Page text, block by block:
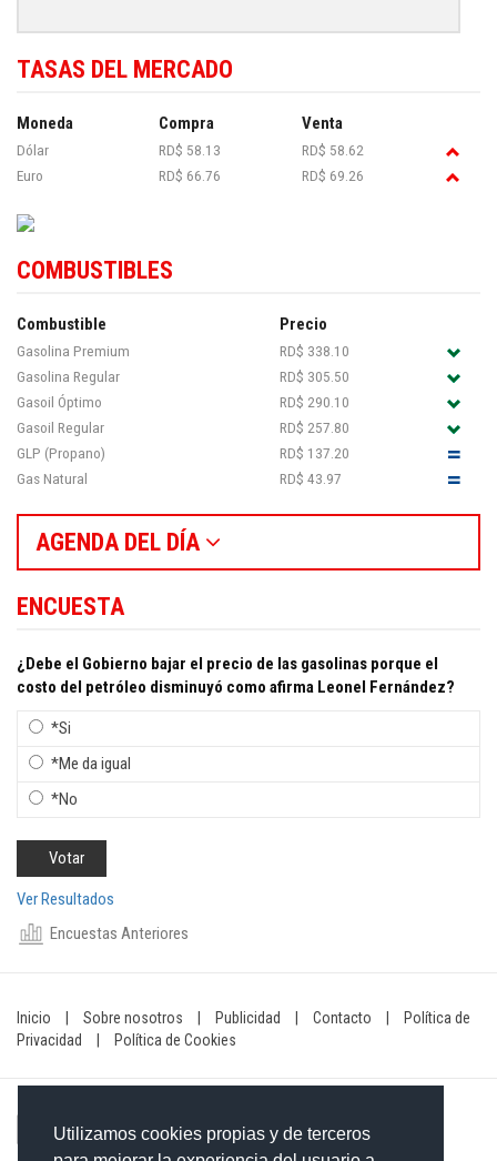
Utilizamos cookies propias y de terceros
TASAS DEL MERCADO
Moneda Compra Venta
Dólar RD$ 58.13
RD$ 58.62
Euro
RD$ 66.76 RD$ 69.26
COMBUSTIBLES
Combustible Precio
Gasolina Premium
RD$ 338.10
Gasolina Regular
RD$ 305.50
Gasoil Óptimo
RD$ 290.10
Gasoil Regular
RD$ 257.80
GLP (Propano)
RD$ 137.20
Gas Natural
RD$ 43.97
AGENDA DEL DÍA
ENCUESTA
¿Debe el Gobierno bajar el precio de las gasolinas porque el
costo del petróleo disminuyó como afirma Leonel Fernández?
*Si
*Me da igual
*No
Ver Resultados
Encuestas Anteriores
Inicio Sobre nosotros Publicidad Contacto
Política de
Privacidad
Política de Cookies